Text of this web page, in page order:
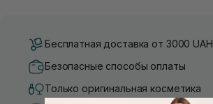
Бесплатная доставка от 3000 UAH
Безопасные способы оплаты
Только оригинальная косметика